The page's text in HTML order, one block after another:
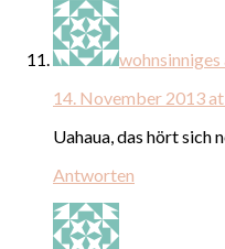
wohnsinniges
14. November 2013
Uahaua, das hört sich
Antworten